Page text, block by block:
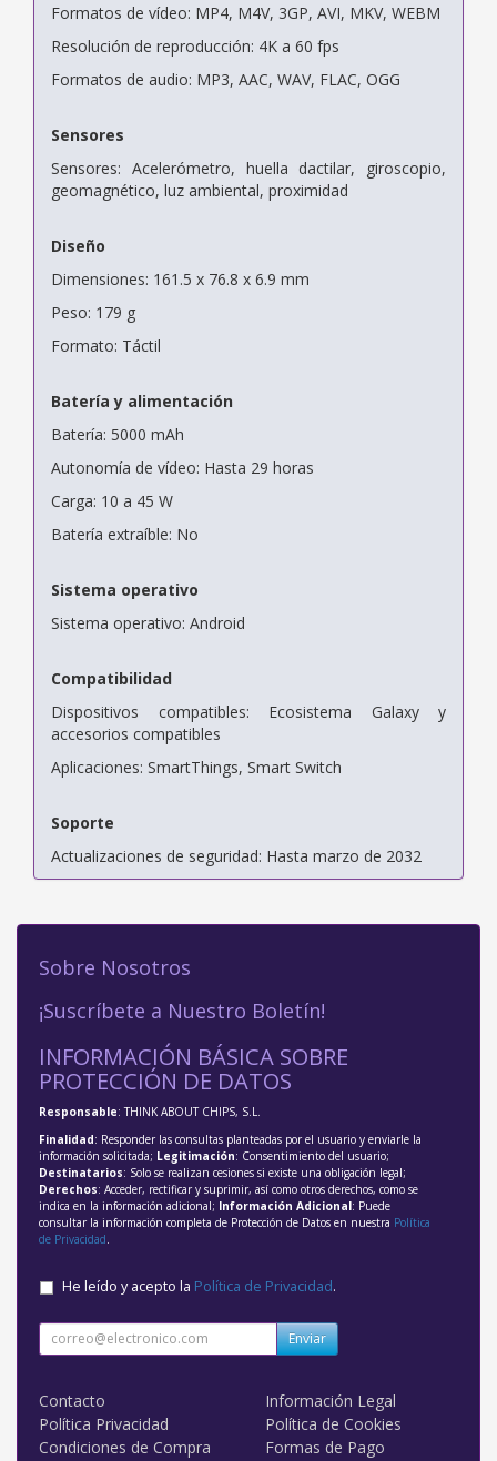
Formatos de vídeo: MP4, M4V, 3GP, AVI, MKV, WEBM
Resolución de reproducción: 4K a 60 fps
Formatos de audio: MP3, AAC, WAV, FLAC, OGG
Sensores
Sensores: Acelerómetro, huella dactilar, giroscopio,
geomagnético, luz ambiental, proximidad
Diseño
Dimensiones: 161.5 x 76.8 x 6.9 mm
Peso: 179 g
Formato: Táctil
Batería y alimentación
Batería: 5000 mAh
Autonomía de vídeo: Hasta 29 horas
Carga: 10 a 45 W
Batería extraíble: No
Sistema operativo
Sistema operativo: Android
Compatibilidad
Dispositivos compatibles: Ecosistema Galaxy y
accesorios compatibles
Aplicaciones: SmartThings, Smart Switch
Soporte
Actualizaciones de seguridad: Hasta marzo de 2032
Sobre Nosotros
¡Suscríbete a Nuestro Boletín!
INFORMACIÓN BÁSICA SOBRE
PROTECCIÓN DE DATOS
Responsable: THINK ABOUT CHIPS, S.L.
Finalidad: Responder las consultas planteadas por el usuario y enviarle la
información solicitada; Legitimación: Consentimiento del usuario;
Destinatarios: Solo se realizan cesiones si existe una obligación legal;
Derechos: Acceder, rectificar y suprimir, así como otros derechos, como se
indica en la información adicional; Información Adicional: Puede
consultar la información completa de Protección de Datos en nuestra Política
de Privacidad
He leído y acepto la Política de Privacidad.
Enviar
Contacto
Información Legal
Política Privacidad
Política de Cookies
Condiciones de Compra
Formas de Pago